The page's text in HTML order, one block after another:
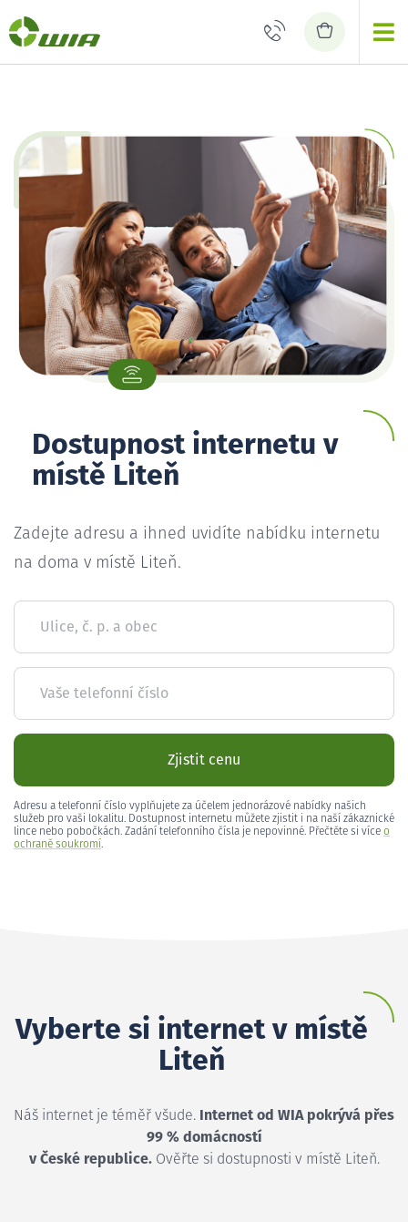
Dostupnost internetu v
místě Liteň
Zadejte adresu a ihned uvidíte nabídku internetu
na doma v místě Liteň.
Ulice, č. p. a obec
Vaše telefonní číslo
Zjistit cenu
Adresu a telefonní číslo vyplňujete za účelem jednorázové nabídky našich
služeb pro vaši lokalitu. Dostupnost internetu můžete zjistit i na naší zákaznické
lince nebo pobočkách. Zadání telefonního čísla je nepovinné. Přečtěte si více o
ochraně soukromí.
Vyberte si internet v místě
Liteň
Náš internet je téměř všude. Internet od WIA pokrývá přes
99 % domácností
v České republice.Ověřte si dostupnosti v místě Liteň.